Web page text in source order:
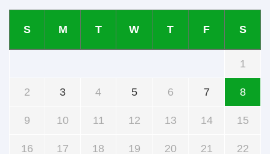
S M T W T F S
1
2 3 4 5 6 7 8
9 10 11 12 13 14 15
16 17 18 19 20 21 22